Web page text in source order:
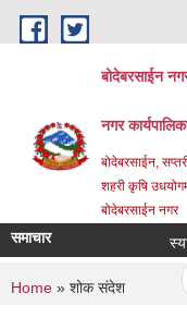
Skip to main content
बोदेबरसाईन
नगर
बोदेबरसाईन,
शहरी कृषि
बोदेबरसाईन नगर
समाचार
You are
Home » शोक संदेश